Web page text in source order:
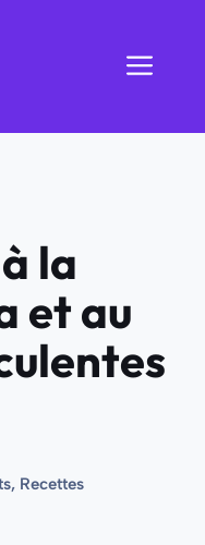
la
et au
, Recettes